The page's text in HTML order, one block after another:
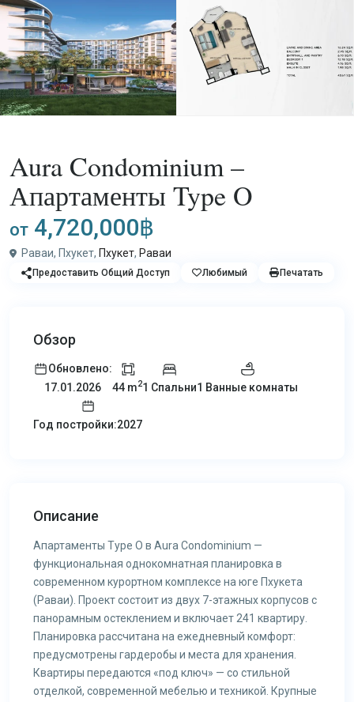
Aura Condominium –
Апартаменты Type O
от 4,720,000฿
Раваи, Пхукет, Пхукет, Раваи
Предоставить Общий Доступ Любимый Печатать
Обзор
Обновлено:
17.01.2026
44 m21 Спальни1 Ванные комнаты
Год постройки:2027
Описание
Апартаменты Type O в Aura Condominium —
функциональная однокомнатная планировка в
современном курортном комплексе на юге Пхукета
(Раваи). Проект состоит из двух 7-этажных корпусов с
панорамным остеклением и включает 241 квартиру.
Планировка рассчитана на ежедневный комфорт:
предусмотрены гардеробы и места для хранения.
Квартиры передаются «под ключ» — со стильной
отделкой, современной мебелью и техникой. Крупные